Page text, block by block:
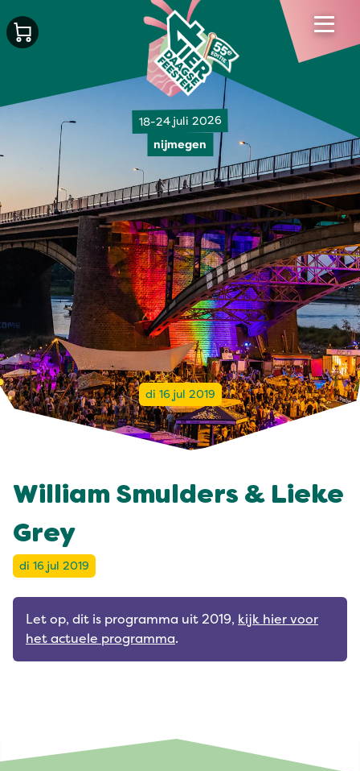
18-24 juli 2026
nijmegen
di 16 jul 2019
William Smulders & Lieke
Grey
di 16 jul 2019
Let op, dit is programma uit 2019, kijk hier voor
het actuele programma.